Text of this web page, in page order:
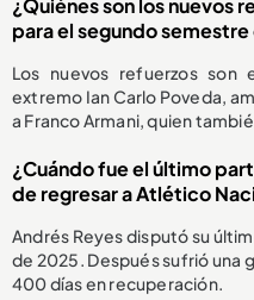
¿Quiénes son los nuevos
para el segundo
Los nuevos refuerzos
extremo Ian Carlo Poveda,
a Franco Armani, quien
¿Cuándo fue el último
de regresar a Atlético
Andrés Reyes disputó su
de 2025. Después sufrió una
400 días en recuperación.